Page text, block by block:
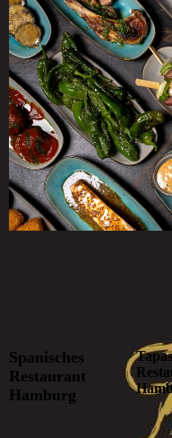
Spanisches
Restaurant
Hamburg